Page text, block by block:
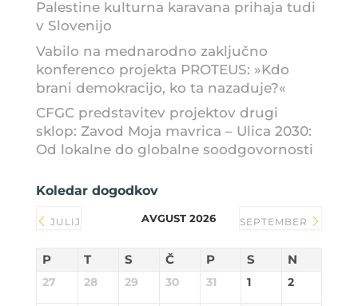
Palestine kulturna karavana prihaja tudi
v Slovenijo
Vabilo na mednarodno zaključno
konferenco projekta PROTEUS: »Kdo
brani demokracijo, ko ta nazaduje?«
CFGC predstavitev projektov drugi
sklop: Zavod Moja mavrica – Ulica 2030:
Od lokalne do globalne soodgovornosti
Koledar dogodkov
JULIJ AVGUST 2026 SEPTEMBER
P T S Č P S N
27 28 29 30 31 1 2